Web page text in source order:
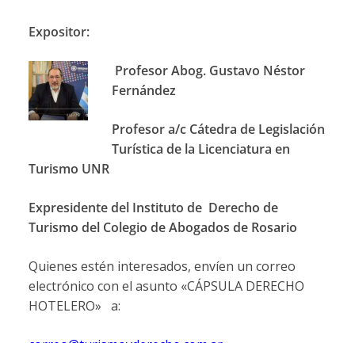
Expositor:
Profesor Abog. Gustavo Néstor
Fernández
Profesor a/c Cátedra de Legislación
Turística de la Licenciatura en
Turismo UNR
Expresidente del Instituto de Derecho de
Turismo del Colegio de Abogados de Rosario
Quienes estén interesados, envíen un correo
electrónico con el asunto «CÁPSULA DERECHO
HOTELERO» a: